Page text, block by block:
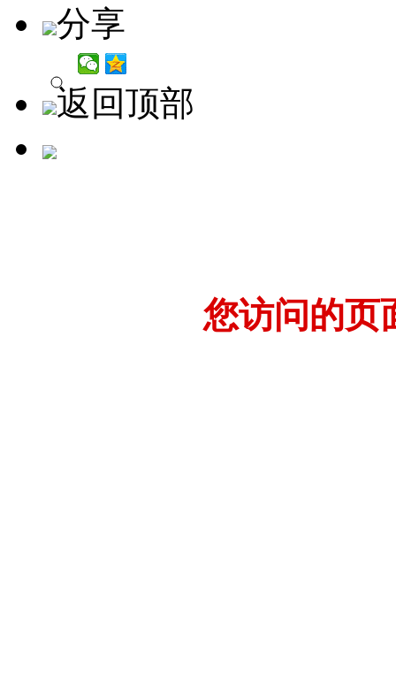
分享
返回顶部
您访问的页